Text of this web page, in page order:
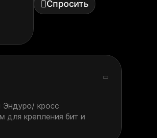
Спросить
Эндуро/ кросс
для крепления бит и